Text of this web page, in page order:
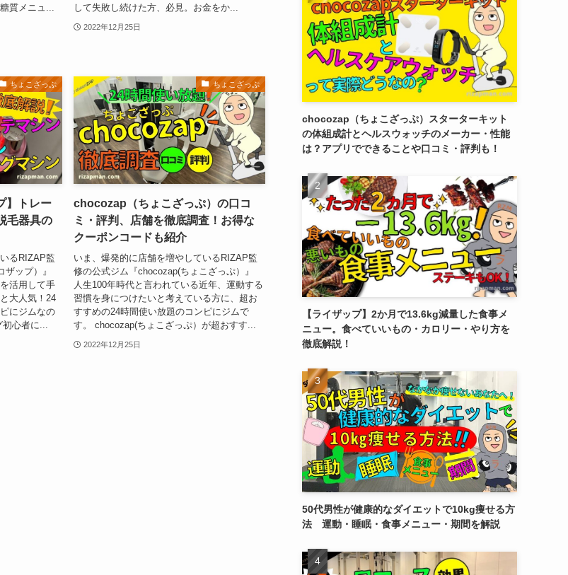
質メニュ...
して失敗し続けた方、必見。お金をか...
2022年12月25日
ちょこざっぷ
】トレー
毛器具の
るRIZAP監
ップ）』
活用して手
大人気！24
にジムなの
心者に...
ちょこざっぷ
​​chocozap（ちょこざっぷ）の口コ
ミ・評判、店舗を徹底調査！お得な
クーポンコードも紹介
いま、爆発的に店舗を増やしているRIZAP監
修の公式ジム『chocozap(ちょこざっぷ）』
人生100年時代と言われている近年、運動する
習慣を身につけたいと考えている方に、超お
すすめの24時間使い放題のコンピにジムで
す。 chocozap(ちょこざっぷ）が超おすす...
2022年12月25日
chocozap（ちょこざっぷ）スターターキット
の体組成計とヘルスウォッチのメーカー・性能
は？アプリでできることや口コミ・評判も！
【ライザップ】2か月で13.6kg減量した食事メ
ニュー。食べていいもの・カロリー・やり方を
徹底解説！
50代男性が健康的なダイエットで10kg痩せる方
法 運動・睡眠・食事メニュー・期間を解説